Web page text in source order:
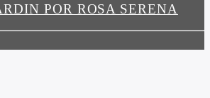
POR ROSA SERENA